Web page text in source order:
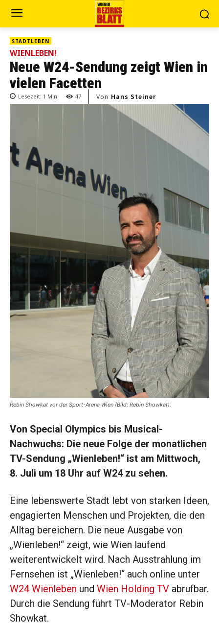
STADTLEBEN
WIENLEBEN!
Neue W24-Sendung zeigt Wien in
vielen Facetten
Lesezeit: 1 Min. 47 Von Hans Steiner
Rebin Showkat vor der Sport-Arena Wien (Bild: Rebin Showkat).
Von Special Olympics bis Musical-
Nachwuchs: Die neue Folge der monatlichen
TV-Sendung „Wienleben!“ ist am Mittwoch,
8. Juli um 18 Uhr auf W24 zu sehen.
Eine lebenswerte Stadt lebt von starken Ideen,
engagierten Menschen und Projekten, die den
Alltag bereichern. Die neue Ausgabe von
„Wienleben!“ zeigt, wie Wien laufend
weiterentwickelt wird. Nach Ausstrahlung im
Fernsehen ist „Wienleben!“ auch online unter
W24 Wienleben und Wien Holding TV abrufbar.
Durch die Sendung führt TV-Moderator Rebin
Showkat.